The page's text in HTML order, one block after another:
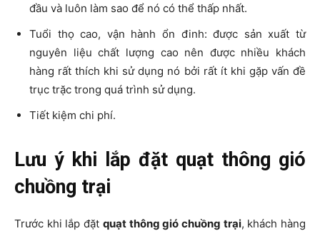
đầu và luôn làm sao để nó có thể thấp nhất.
Tuổi thọ cao, vận hành ổn đinh: được sản xuất từ
nguyên liệu chất lượng cao nên được nhiều khách
hàng rất thích khi sử dụng nó bởi rất ít khi gặp vấn đề
trục trặc trong quá trình sử dụng.
Tiết kiệm chi phí.
Lưu ý khi lắp đặt quạt thông gió
chuồng trại
Trước khi lắp đặt quạt thông gió chuồng trại, khách hàng